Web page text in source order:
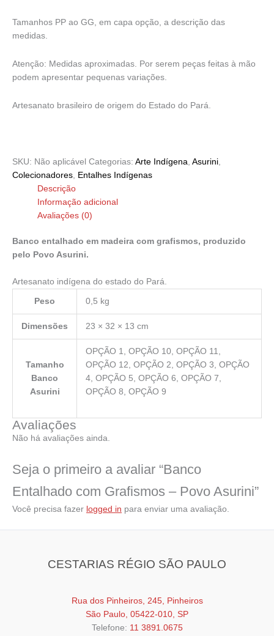
Tamanhos PP ao GG, em capa opção, a descrição das
medidas.
Atenção: Medidas aproximadas. Por serem peças feitas à mão
podem apresentar pequenas variações.
Artesanato brasileiro de origem do Estado do Pará.
SKU: Não aplicável Categorias: Arte Indígena Asurini
Colecionadores Entalhes Indígenas
Descrição
Informação adicional
Avaliações (0)
Banco entalhado em madeira com grafismos, produzido
pelo Povo Asurini.
Artesanato indígena do estado do Pará.
Peso 0,5 kg
Dimensões 23 × 32 × 13 cm
Tamanho
Banco
Asurini
OPÇÃO 1, OPÇÃO 10, OPÇÃO 11,
OPÇÃO 12, OPÇÃO 2, OPÇÃO 3, OPÇÃO
4, OPÇÃO 5, OPÇÃO 6, OPÇÃO 7,
OPÇÃO 8, OPÇÃO 9
Avaliações
Não há avaliações ainda.
Seja o primeiro a avaliar “Banco
Entalhado com Grafismos – Povo Asurini”
Você precisa fazer logged in para enviar uma avaliação.
CESTARIAS RÉGIO SÃO PAULO
Rua dos Pinheiros, 245, Pinheiros
São Paulo, 05422-010, SP
Telefone: 11 3891.0675